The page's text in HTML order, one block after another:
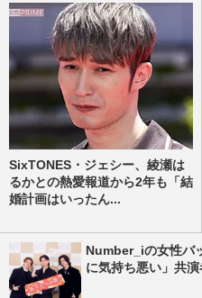
SixTONES・ジェシー、綾瀬は
るかとの熱愛報道から2年も「結
婚計画はいったん...
Number_iの女性バ
に気持ち悪い」共